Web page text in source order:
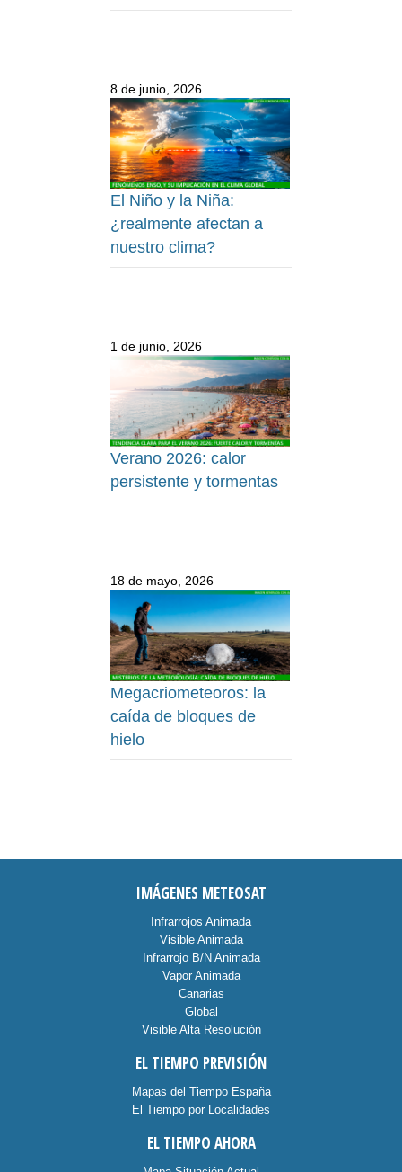
8 de junio, 2026
El Niño y la Niña:
¿realmente afectan a
nuestro clima?
1 de junio, 2026
Verano 2026: calor
persistente y tormentas
18 de mayo, 2026
Megacriometeoros: la
caída de bloques de
hielo
IMÁGENES METEOSAT
Infrarrojos Animada
Visible Animada
Infrarrojo B/N Animada
Vapor Animada
Canarias
Global
Visible Alta Resolución
EL TIEMPO PREVISIÓN
Mapas del Tiempo España
El Tiempo por Localidades
EL TIEMPO AHORA